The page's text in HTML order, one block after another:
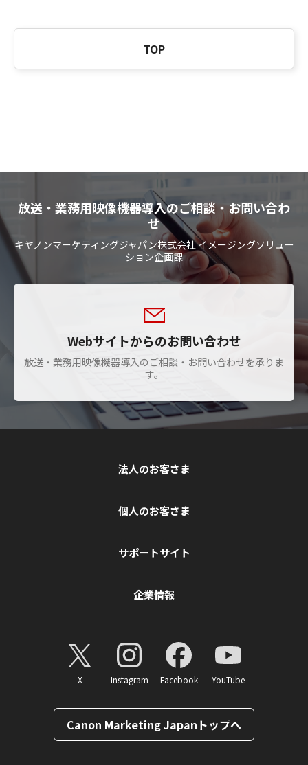
TOP
放送・業務用映像機器導入のご相談・お問い合わ
せ
キヤノンマーケティングジャパン株式会社 イメージングソリュー
ション企画課
Webサイトからのお問い合わせ
放送・業務用映像機器導入のご相談・お問い合わせを承りま
す。
法人のお客さま
個人のお客さま
サポートサイト
企業情報
X Instagram Facebook YouTube
Canon Marketing Japanトップへ